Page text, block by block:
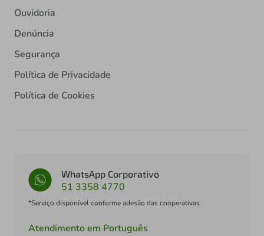
Ouvidoria
Denúncia
Segurança
Política de Privacidade
Política de Cookies
WhatsApp Corporativo
51 3358 4770
*Serviço disponível conforme adesão das cooperativas
Atendimento em Português